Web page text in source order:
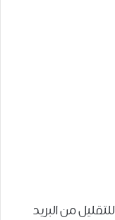
من البريد